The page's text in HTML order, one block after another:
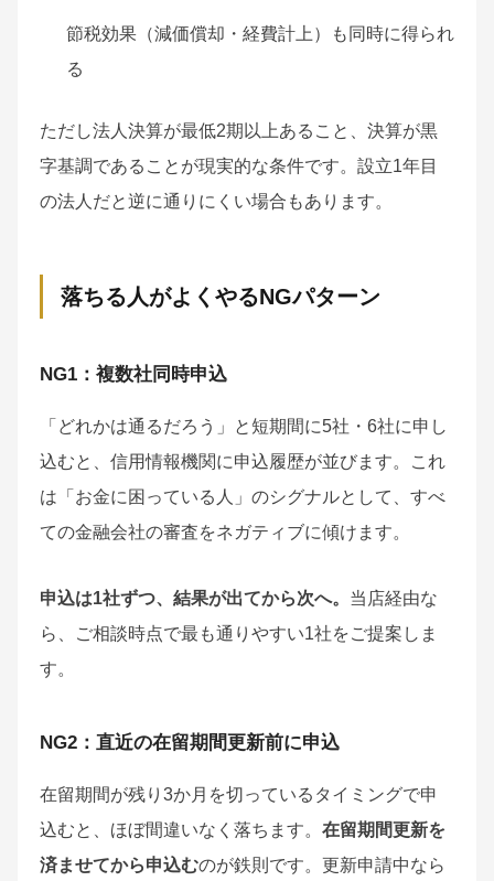
節税効果（減価償却・経費計上）も同時に得られ
る
ただし法人決算が最低2期以上あること、決算が黒
字基調であることが現実的な条件です。設立1年目
の法人だと逆に通りにくい場合もあります。
落ちる人がよくやるNGパターン
NG1：複数社同時申込
「どれかは通るだろう」と短期間に5社・6社に申し
込むと、信用情報機関に申込履歴が並びます。これ
は「お金に困っている人」のシグナルとして、すべ
ての金融会社の審査をネガティブに傾けます。
申込は1社ずつ、結果が出てから次へ。 当店経由な
ら、ご相談時点で最も通りやすい1社をご提案しま
す。
NG2：直近の在留期間更新前に申込
在留期間が残り3か月を切っているタイミングで申
込むと、ほぼ間違いなく落ちます。 在留期間更新を
済ませてから申込むのが鉄則です。更新申請中なら